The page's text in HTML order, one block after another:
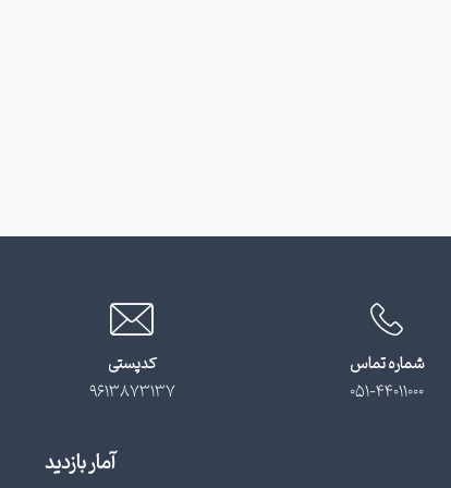
شماره تماس
051-44011000
کدپستی
9613873137
آمار بازدید